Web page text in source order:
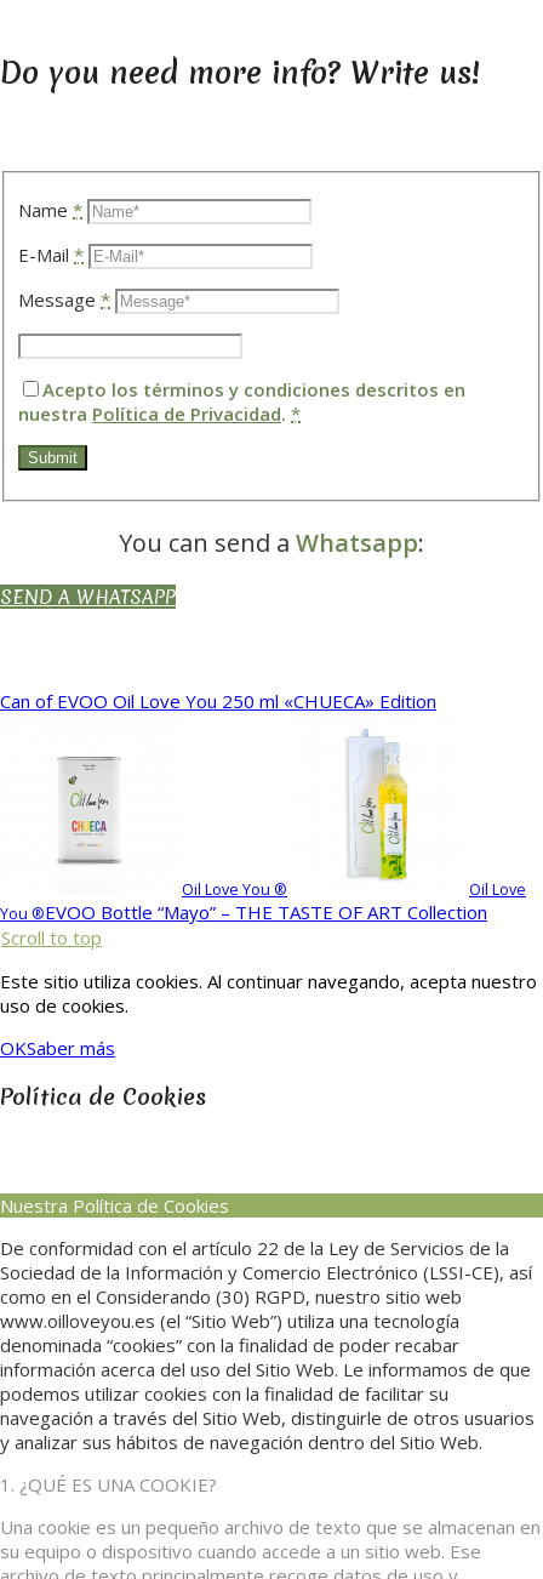
Do you need more info? Write us!
Name*
E-Mail*
Message*
Acepto los términos y condiciones descritos en
nuestra Política de Privacidad. *
You can send a Whatsapp:
SEND A WHATSAPP
Can of EVOO Oil Love You 250 ml «CHUECA» Edition
Oil Love You ®
Oil Love
You ®EVOO Bottle “Mayo” – THE TASTE OF ART Collection
Scroll to top
Este sitio utiliza cookies. Al continuar navegando, acepta nuestro
uso de cookies.
OKSaber más
Política de Cookies
Nuestra Política de Cookies
De conformidad con el artículo 22 de la Ley de Servicios de la
Sociedad de la Información y Comercio Electrónico (LSSI-CE), así
como en el Considerando (30) RGPD, nuestro sitio web
www.oilloveyou.es (el “Sitio Web”) utiliza una tecnología
denominada “cookies” con la finalidad de poder recabar
información acerca del uso del Sitio Web. Le informamos de que
podemos utilizar cookies con la finalidad de facilitar su
navegación a través del Sitio Web, distinguirle de otros usuarios
y analizar sus hábitos de navegación dentro del Sitio Web.
1. ¿QUÉ ES UNA COOKIE?
Una cookie es un pequeño archivo de texto que se almacenan en
su equipo o dispositivo cuando accede a un sitio web. Ese